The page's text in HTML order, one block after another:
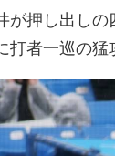
が押し出し
打者一巡の猛